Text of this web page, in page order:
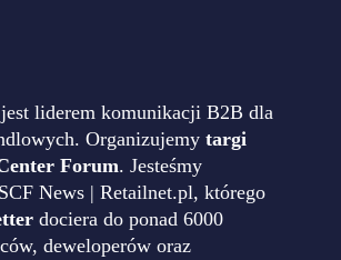
liderem komunikacji B2B dla
Organizujemy targi
Forum. Jesteśmy
News | Retailnet.pl, którego
dociera do ponad 6000
deweloperów oraz